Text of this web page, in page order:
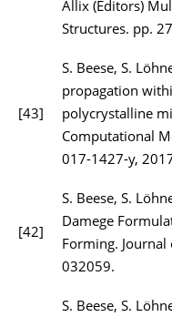
Allix (Editors)
Structures. pp.
[43]
S. Beese, S.
propagation
polycrystalline
Computational
017-1427-y,
[42]
S. Beese, S.
Damege
Forming. Journal
032059.
S. Beese, S.